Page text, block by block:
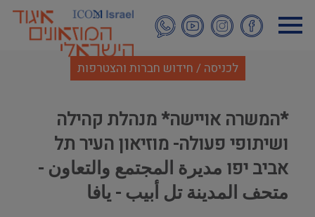
לתוכן
העיקרי
לכניסה / חידוש חברות והצטרפות
*המשרה אויישה* מנהלת קהילה
ושיתופי פעולה- מוזיאון העיר תל
אביב יפו مديرة المجتمع والتعاون -
متحف المدينة تل أبيب - يافا